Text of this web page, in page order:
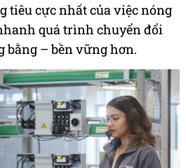
tiêu cực nhất của việc nóng
quá trình chuyển đổi
bằng – bền vững hơn.